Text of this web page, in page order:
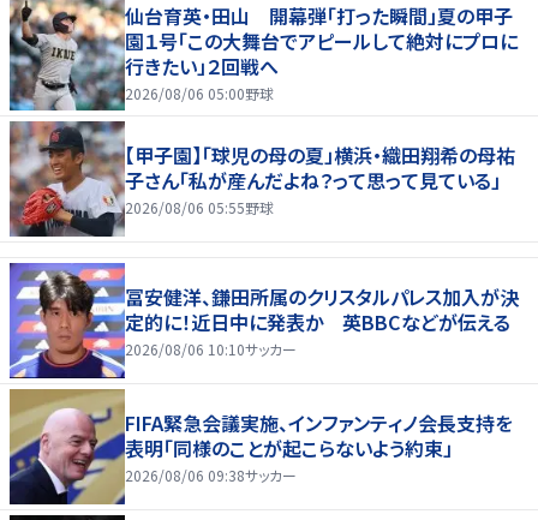
仙台育英・田山 開幕弾「打った瞬間」夏の甲子
園１号「この大舞台でアピールして絶対にプロに
行きたい」２回戦へ
2026/08/06 05:00野球
【甲子園】「球児の母の夏」横浜・織田翔希の母祐
子さん「私が産んだよね？って思って見ている」
2026/08/06 05:55野球
冨安健洋、鎌田所属のクリスタルパレス加入が決
定的に！近日中に発表か 英BBCなどが伝える
2026/08/06 10:10サッカー
FIFA緊急会議実施、インファンティノ会長支持を
表明「同様のことが起こらないよう約束」
2026/08/06 09:38サッカー